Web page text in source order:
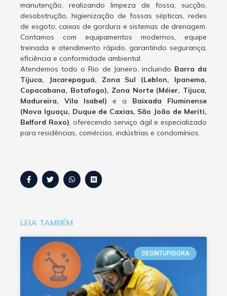
manutenção, realizando limpeza de fossa, sucção,
desobstrução, higienização de fossas sépticas, redes
de esgoto, caixas de gordura e sistemas de drenagem.
Contamos com equipamentos modernos, equipe
treinada e atendimento rápido, garantindo segurança,
eficiência e conformidade ambiental.
Atendemos todo o Rio de Janeiro, incluindo Barra da
Tijuca, Jacarepaguá, Zona Sul (Leblon, Ipanema,
Copacabana, Botafogo), Zona Norte (Méier, Tijuca,
Madureira, Vila Isabel) e a Baixada Fluminense
(Nova Iguaçu, Duque de Caxias, São João de Meriti,
Belford Roxo), oferecendo serviço ágil e especializado
para residências, comércios, indústrias e condomínios.
LEIA TAMBÉM
DESINTUPIDORA